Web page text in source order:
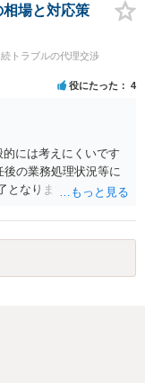
思います。
場と対応策
トラブルの代理交渉
役にたった 4
には考えにくいです
の業務処理状況等に
となりますが、参考に